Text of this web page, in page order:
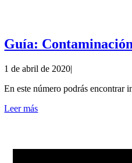
Guía:
1 de abril de 2020|
En este número podrás encontrar
Leer más